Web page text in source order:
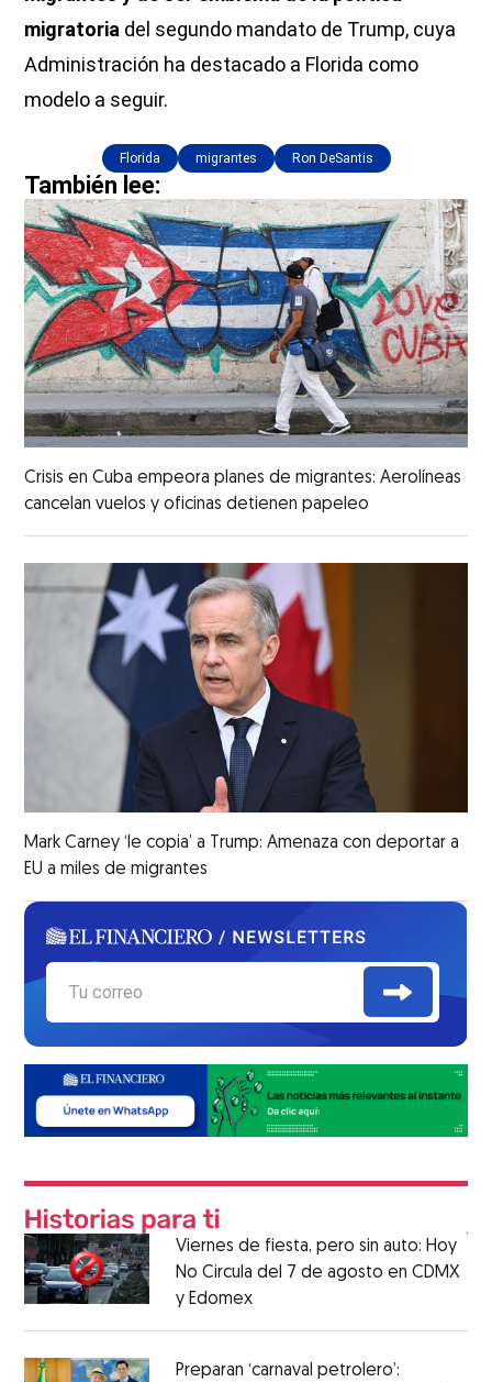
migratoria del segundo mandato de Trump, cuya
Administración ha destacado a Florida como
modelo a seguir.
Florida migrantes Ron DeSantis
También lee:
Crisis en Cuba empeora planes de migrantes: Aerolíneas
cancelan vuelos y oficinas detienen papeleo
Mark Carney ‘le copia’ a Trump: Amenaza con deportar a
EU a miles de migrantes
Viernes de fiesta, pero sin auto: Hoy
No Circula del 7 de agosto en CDMX
y Edomex
Preparan ‘carnaval petrolero’: